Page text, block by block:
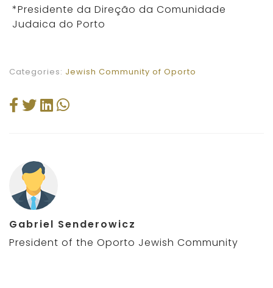
*Presidente da Direção da Comunidade
Judaica do Porto
Categories: Jewish Community of Oporto
Gabriel Senderowicz
President of the Oporto Jewish Community